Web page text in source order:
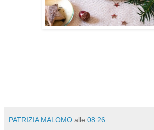
PATRIZIA MALOMO alle 08:26